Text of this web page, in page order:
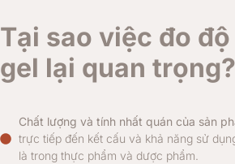
Tại sao việc đo
gel lại quan trọng?
Chất lượng và tính nhất quán của sản
trực tiếp đến kết cấu và khả năng sử
là trong thực phẩm và dược phẩm.